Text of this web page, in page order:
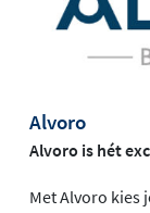
Alvoro
Alvoro is hét
Met Alvoro kies